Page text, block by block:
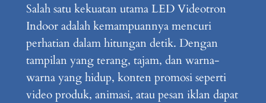
Salah satu kekuatan utama LED Videotron
Indoor adalah kemampuannya mencuri
perhatian dalam hitungan detik. Dengan
tampilan yang terang, tajam, dan warna-
warna yang hidup, konten promosi seperti
video produk, animasi, atau pesan iklan dapat